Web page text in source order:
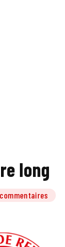
long
commentaires